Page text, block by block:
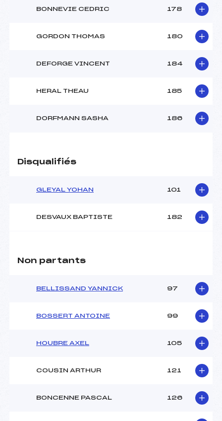
BONNEVIE CEDRIC 178
GORDON THOMAS 180
DEFORGE VINCENT 184
HERAL THEAU 185
DORFMANN SASHA 186
Disqualifiés
GLEYAL YOHAN 101
DESVAUX BAPTISTE 182
Non partants
BELLISSAND YANNICK 97
BOSSERT ANTOINE 99
HOUBRE AXEL 105
COUSIN ARTHUR 121
BONCENNE PASCAL 126